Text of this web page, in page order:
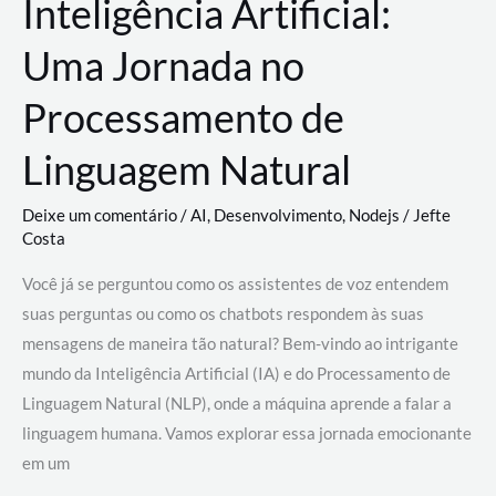
Inteligência Artificial:
Uma Jornada no
Processamento de
Linguagem Natural
Deixe um comentário/AI, Desenvolvimento, Nodejs / Jefte
Costa
Você já se perguntou como os assistentes de voz entendem
suas perguntas ou como os chatbots respondem às suas
mensagens de maneira tão natural? Bem-vindo ao intrigante
mundo da Inteligência Artificial (IA) e do Processamento de
Linguagem Natural (NLP), onde a máquina aprende a falar a
linguagem humana. Vamos explorar essa jornada emocionante
em um